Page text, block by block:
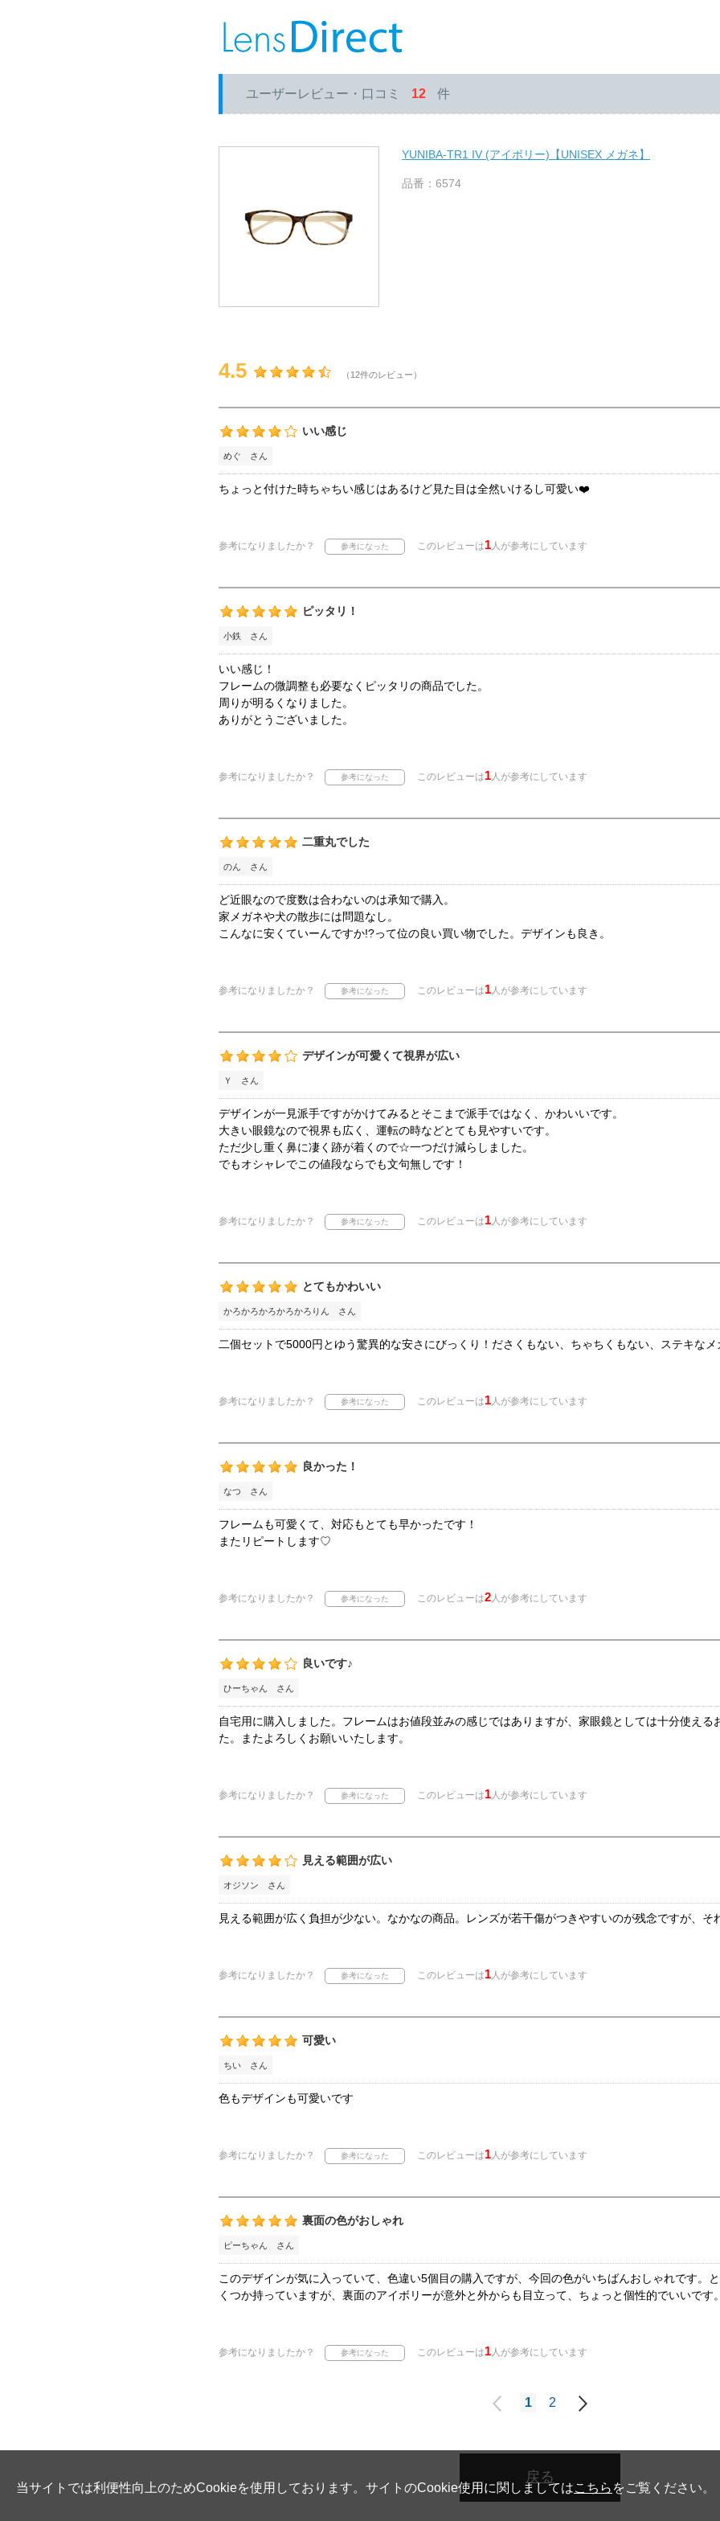
ユーザーレビュー・口コミ 12 件
YUNIBA-TR1 IV (アイボリー)【UNISEX メガネ】
品番：6574
4.5 （12件のレビュー）
いい感じ
めぐ さん
ちょっと付けた時ちゃちい感じはあるけど見た目は全然いけるし可愛い❤️
参考になりましたか？ このレビューは1人が参考にしています
ピッタリ！
小鉄 さん
いい感じ！
フレームの微調整も必要なくピッタリの商品でした。
周りが明るくなりました。
ありがとうございました。
参考になりましたか？ このレビューは1人が参考にしています
二重丸でした
のん さん
ど近眼なので度数は合わないのは承知で購入。
家メガネや犬の散歩には問題なし。
こんなに安くていーんですか!?って位の良い買い物でした。デザインも良き。
参考になりましたか？ このレビューは1人が参考にしています
デザインが可愛くて視界が広い
Ｙ さん
デザインが一見派手ですがかけてみるとそこまで派手ではなく、かわいいです。
大きい眼鏡なので視界も広く、運転の時などとても見やすいです。
ただ少し重く鼻に凄く跡が着くので☆一つだけ減らしました。
でもオシャレでこの値段ならでも文句無しです！
参考になりましたか？ このレビューは1人が参考にしています
とてもかわいい
かろかろかろかろかろりん さん
二個セットで5000円とゆう驚異的な安さにびっくり！ださくもない、ちゃちくもない、ステキなメ
参考になりましたか？ このレビューは1人が参考にしています
良かった！
なつ さん
フレームも可愛くて、対応もとても早かったです！
またリピートします♡
参考になりましたか？ このレビューは2人が参考にしています
良いです♪
ひーちゃん さん
自宅用に購入しました。フレームはお値段並みの感じではありますが、家眼鏡としては十分使える
た。またよろしくお願いいたします。
参考になりましたか？ このレビューは1人が参考にしています
見える範囲が広い
オジソン さん
見える範囲が広く負担が少ない。なかなの商品。レンズが若干傷がつきやすいのが残念ですが、そ
参考になりましたか？ このレビューは1人が参考にしています
可愛い
ちい さん
色もデザインも可愛いです
参考になりましたか？ このレビューは1人が参考にしています
裏面の色がおしゃれ
ピーちゃん さん
このデザインが気に入っていて、色違い5個目の購入ですが、今回の色がいちばんおしゃれです。
くつか持っていますが、裏面のアイボリーが意外と外からも目立って、ちょっと個性的でいいです。
参考になりましたか？ このレビューは1人が参考にしています
1 2
戻る
当サイトでは利便性向上のためCookieを使用しております。サイトのCookie使用に関しましてはこちら をご覧ください。